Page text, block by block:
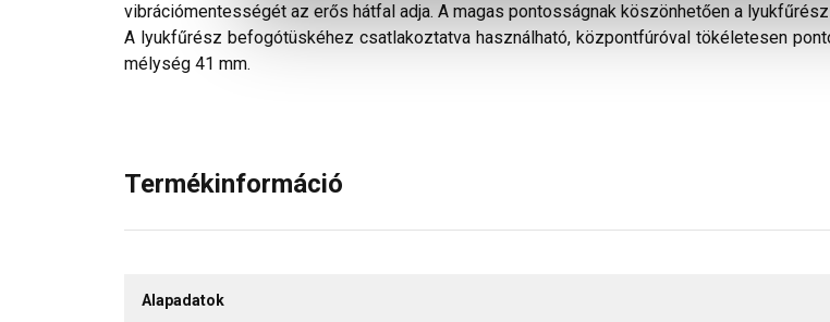
vibrációmentességét az erős hátfal adja. A magas pontosságnak köszönhetően a
A lyukfűrész befogótüskéhez csatlakoztatva használható, központfúróval tökéletesen
mélység 41 mm.
Termékinformáció
Alapadatok